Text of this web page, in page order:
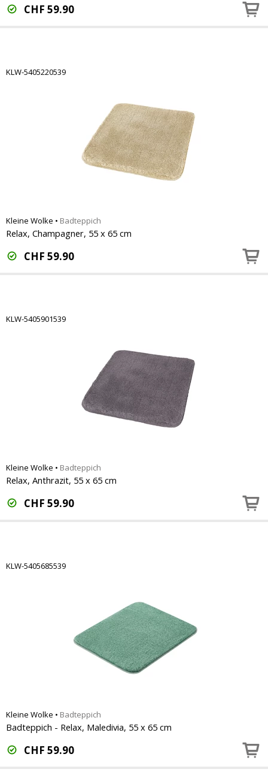
CHF 59.90
KLW-5405220539
Kleine Wolke • Badteppich
Relax, Champagner, 55 x 65 cm
CHF 59.90
KLW-5405901539
Kleine Wolke • Badteppich
Relax, Anthrazit, 55 x 65 cm
CHF 59.90
KLW-5405685539
Kleine Wolke • Badteppich
Badteppich - Relax, Maledivia, 55 x 65 cm
CHF 59.90